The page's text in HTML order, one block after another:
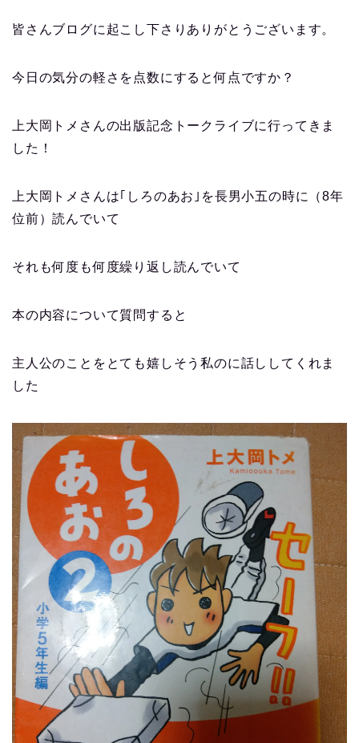
皆さんブログに起こし下さりありがとうございます。
今日の気分の軽さを点数にすると何点ですか？
上大岡トメさんの出版記念トークライブに行ってきま
した！
上大岡トメさんは｢しろのあお｣を長男小五の時に（8年
位前）読んでいて
それも何度も何度繰り返し読んでいて
本の内容について質問すると
主人公のことをとても嬉しそう私のに話ししてくれま
した